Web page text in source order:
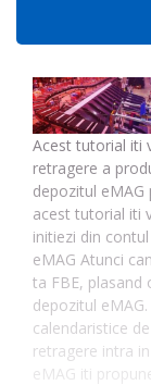
Acest tutorial iti
retragere a
depozitul
acest tutorial iti
initiezi din
eMAG Atunci
ta FBE, plasand
depozitul
calendaristice
retragere intra
eMAG iti